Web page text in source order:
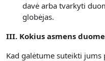
davė arba tvarkyti
globėjas.
III. Kokius asmens
Kad galėtume suteikti